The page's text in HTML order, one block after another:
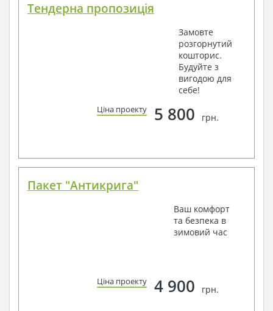
Тендерна пропозиція
Замовте
розгорнутий
кошторис.
Будуйте з
вигодою для
себе!
Ціна проекту 5 800 грн.
Пакет "Антикрига"
Ваш комфорт
та безпека в
зимовий час
Ціна проекту 4 900 грн.